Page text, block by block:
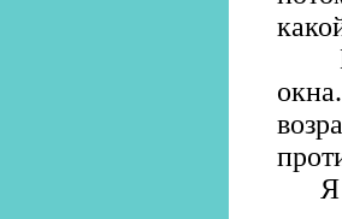
Я